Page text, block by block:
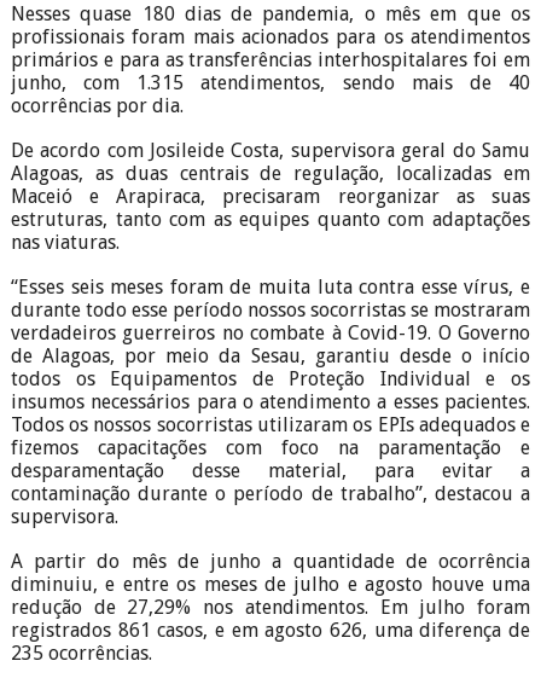
Nesses quase 180 dias de pandemia, o mês em que os
profissionais foram mais acionados para os atendimentos
primários e para as transferências interhospitalares foi em
junho, com 1.315 atendimentos, sendo mais de 40
ocorrências por dia.
De acordo com Josileide Costa, supervisora geral do Samu
Alagoas, as duas centrais de regulação, localizadas em
Maceió e Arapiraca, precisaram reorganizar as suas
estruturas, tanto com as equipes quanto com adaptações
nas viaturas.
“Esses seis meses foram de muita luta contra esse vírus, e
durante todo esse período nossos socorristas se mostraram
verdadeiros guerreiros no combate à Covid-19. O Governo
de Alagoas, por meio da Sesau, garantiu desde o início
todos os Equipamentos de Proteção Individual e os
insumos necessários para o atendimento a esses pacientes.
Todos os nossos socorristas utilizaram os EPIs adequados e
fizemos capacitações com foco na paramentação e
desparamentação desse material, para evitar a
contaminação durante o período de trabalho”, destacou a
supervisora.
A partir do mês de junho a quantidade de ocorrência
diminuiu, e entre os meses de julho e agosto houve uma
redução de 27,29% nos atendimentos. Em julho foram
registrados 861 casos, e em agosto 626, uma diferença de
235 ocorrências.